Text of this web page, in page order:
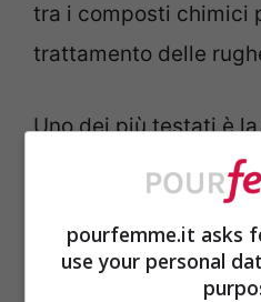
tra i composti chimici
trattamento delle
Uno dei più testati è
effetto primario è
produzione di
struttura della pelle.
appartenenti a
pourfemme.it asks
use your personal